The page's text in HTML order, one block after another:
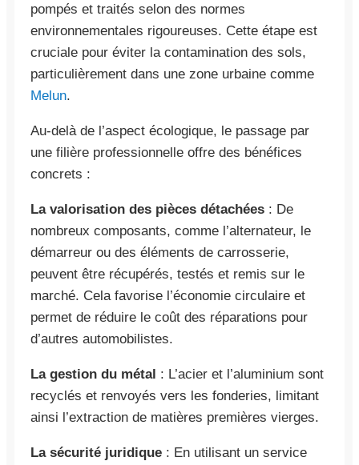
pompés et traités selon des normes
environnementales rigoureuses. Cette étape est
cruciale pour éviter la contamination des sols,
particulièrement dans une zone urbaine comme
Melun.
Au-delà de l’aspect écologique, le passage par
une filière professionnelle offre des bénéfices
concrets :
La valorisation des pièces détachées : De
nombreux composants, comme l’alternateur, le
démarreur ou des éléments de carrosserie,
peuvent être récupérés, testés et remis sur le
marché. Cela favorise l’économie circulaire et
permet de réduire le coût des réparations pour
d’autres automobilistes.
La gestion du métal : L’acier et l’aluminium sont
recyclés et renvoyés vers les fonderies, limitant
ainsi l’extraction de matières premières vierges.
La sécurité juridique : En utilisant un service